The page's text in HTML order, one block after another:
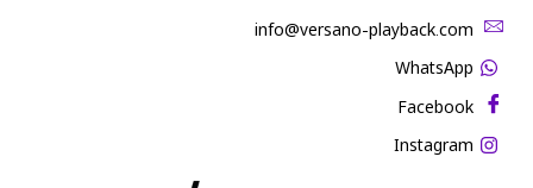
‫info@versano-playback.com‬
WhatsApp
Facebook
Instagram